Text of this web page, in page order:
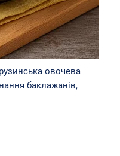
овочева
баклажанів,